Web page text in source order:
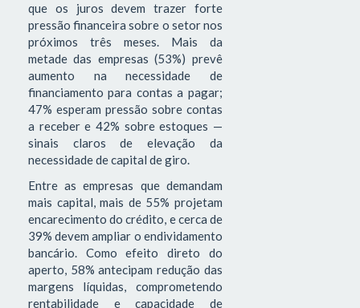
que os juros devem trazer forte
pressão financeira sobre o setor nos
próximos três meses. Mais da
metade das empresas (53%) prevê
aumento na necessidade de
financiamento para contas a pagar;
47% esperam pressão sobre contas
a receber e 42% sobre estoques —
sinais claros de elevação da
necessidade de capital de giro.
Entre as empresas que demandam
mais capital, mais de 55% projetam
encarecimento do crédito, e cerca de
39% devem ampliar o endividamento
bancário. Como efeito direto do
aperto, 58% antecipam redução das
margens líquidas, comprometendo
rentabilidade e capacidade de